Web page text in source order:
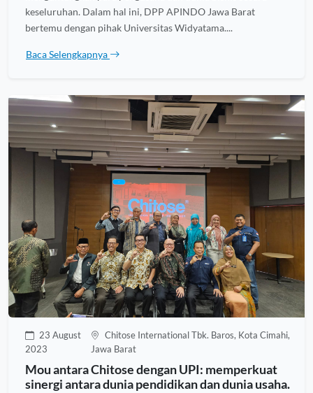
keseluruhan. Dalam hal ini, DPP APINDO Jawa Barat
bertemu dengan pihak Universitas Widyatama....
Baca Selengkapnya
23 August
2023
Chitose International Tbk. Baros, Kota Cimahi,
Jawa Barat
Mou antara Chitose dengan UPI: memperkuat
sinergi antara dunia pendidikan dan dunia usaha.